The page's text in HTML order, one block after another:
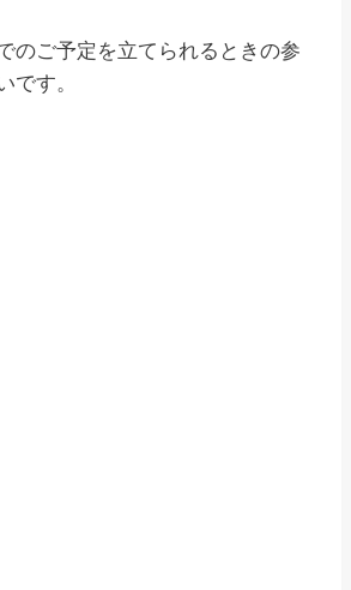
のご予定を立てられるときの参
です。